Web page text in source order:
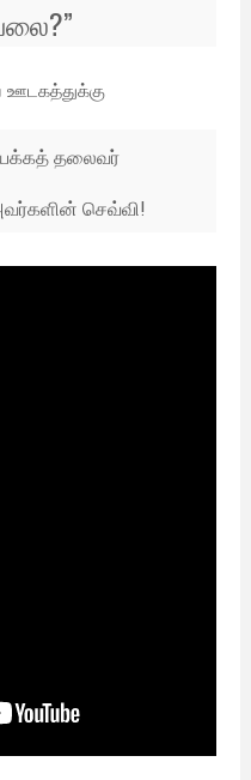
தலைவர்
செவ்வி!